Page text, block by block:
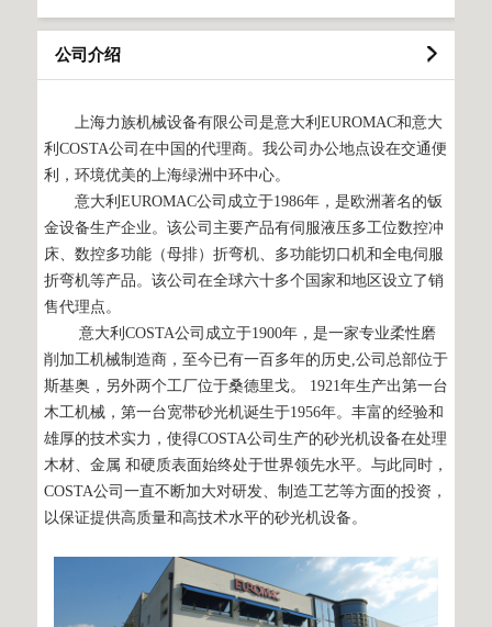
公司介绍
上海力族机械设备有限公司是意大利EUROMAC和意大
利COSTA公司在中国的代理商。我公司办公地点设在交通便
利，环境优美的上海绿洲中环中心。
意大利EUROMAC公司成立于1986年，是欧洲著名的钣
金设备生产企业。该公司主要产品有伺服液压多工位数控冲
床、数控多功能（母排）折弯机、多功能切口机和全电伺服
折弯机等产品。该公司在全球六十多个国家和地区设立了销
售代理点。
意大利COSTA公司成立于1900年，是一家专业柔性磨
削加工机械制造商，至今已有一百多年的历史,公司总部位于
斯基奥，另外两个工厂位于桑德里戈。 1921年生产出第一台
木工机械，第一台宽带砂光机诞生于1956年。丰富的经验和
雄厚的技术实力，使得COSTA公司生产的砂光机设备在处理
木材、金属 和硬质表面始终处于世界领先水平。与此同时，
COSTA公司一直不断加大对研发、制造工艺等方面的投资，
以保证提供高质量和高技术水平的砂光机设备。